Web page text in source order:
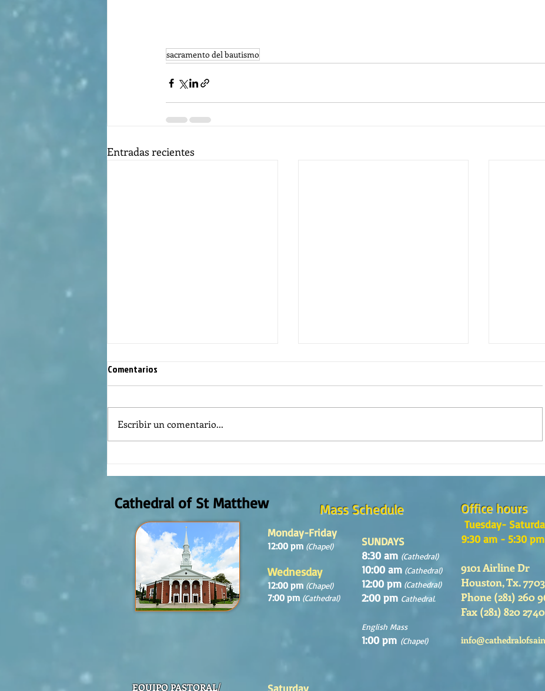
sacramento del bautismo
Entradas recientes
Domingo Agosto 9, 2026
Sunday August, 9th, 2026
Comentarios
Escribir un comentario...
Cathedral of St Matthew Mass Schedule
Monday-Friday
12:00 pm (Chapel)
Wednesday
12:00 pm (Chapel)
7:00 pm (Cathedral)
SUNDAYS
8:30 am (Cathedral)
10:00 am (Cathedral)
12:00 pm (Cathedral)
2:00 pm Cathedral.
English Mass
1:00 pm (Chapel)
Office hours
Tuesday-
9:30 am - 5:30 pm
9101 Airline Dr
Houston, Tx.
Phone (281) 260
Fax (281) 820 2740
EQUIPO PASTORAL/ Saturday